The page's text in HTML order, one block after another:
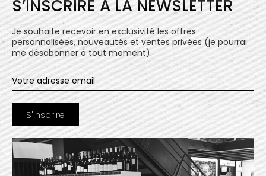
S’INSCRIRE À LA NEWSLETTER
Je souhaite recevoir en exclusivité les offres
personnalisées, nouveautés et ventes privées (je pourrai
me désabonner à tout moment).